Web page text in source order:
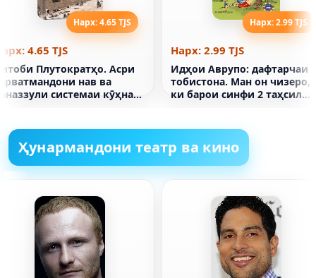
Нарх: 4.65 TJS
4.65 TJS
Плутократҳо. Асри
нав ва
системаи кӯҳнаи
Нарх: 2.99 TJS
Нарх: 2.99 TJS
Идҳои Аврупо: дафтарчаи
тобистона. Ман он чизеро,
ки барои синфи 2 таҳсил
Ҳунармандони театр ва кино